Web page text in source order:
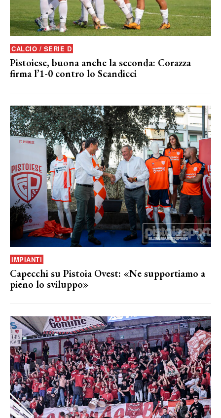
CALCIO / SERIE D
Pistoiese, buona anche la seconda: Corazza
firma l’1-0 contro lo Scandicci
IMPIANTI
Capecchi su Pistoia Ovest: «Ne supportiamo a
pieno lo sviluppo»